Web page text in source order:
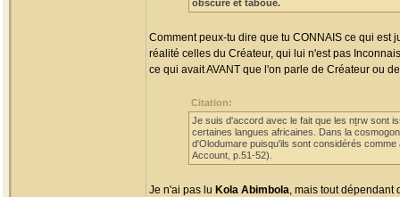
obscure et taboue.
Comment peux-tu dire que tu CONNAIS ce qui est
réalité celles du Créateur, qui lui n'est pas
ce qui avait AVANT que l'on parle de Créateur ou
Citation:
Je suis d'accord avec le fait que les nṯrw sont
certaines langues africaines. Dans la
d'Olodumare puisqu'ils sont considérés
Account, p.51-52).
Je n'ai pas lu Kola Abimbola, mais tout dépendant